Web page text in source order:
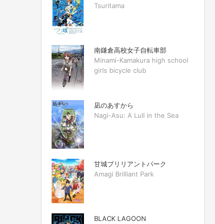
Tsuritama
南鎌倉高校女子自転車部
Minami-Kamakura high school
girls bicycle club
凪のあすから
Nagi-Asu: A Lull in the Sea
甘城ブリリアントパーク
Amagi Brilliant Park
BLACK LAGOON